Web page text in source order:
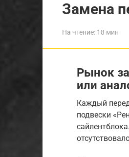
Замена
На чтение: 18 мин
Рынок
или
Каждый
подвески